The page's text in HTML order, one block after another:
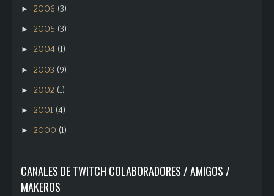
► 2006 (3)
► 2005 (3)
► 2004 (1)
► 2003 (9)
► 2002 (1)
► 2001 (4)
► 2000 (1)
CANALES DE TWITCH COLABORADORES / AMIGOS /
MAKEROS